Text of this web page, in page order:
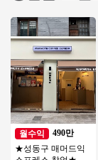
월수익
490만
★성동구 매머드익